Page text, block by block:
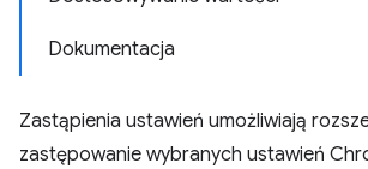
Dokumentacja
Zastąpienia ustawień umożliwiają
zastępowanie wybranych ustawień